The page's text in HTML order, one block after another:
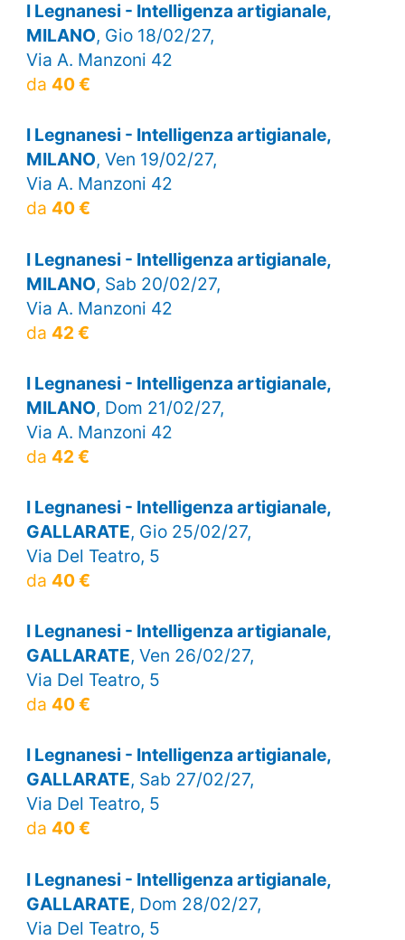
I Legnanesi - Intelligenza artigianale,
MILANO, Gio 18/02/27,
Via A. Manzoni 42
da 40 €
I Legnanesi - Intelligenza artigianale,
MILANO, Ven 19/02/27,
Via A. Manzoni 42
da 40 €
I Legnanesi - Intelligenza artigianale,
MILANO, Sab 20/02/27,
Via A. Manzoni 42
da 42 €
I Legnanesi - Intelligenza artigianale,
MILANO, Dom 21/02/27,
Via A. Manzoni 42
da 42 €
I Legnanesi - Intelligenza artigianale,
GALLARATE, Gio 25/02/27,
Via Del Teatro, 5
da 40 €
I Legnanesi - Intelligenza artigianale,
GALLARATE, Ven 26/02/27,
Via Del Teatro, 5
da 40 €
I Legnanesi - Intelligenza artigianale,
GALLARATE, Sab 27/02/27,
Via Del Teatro, 5
da 40 €
I Legnanesi - Intelligenza artigianale,
GALLARATE, Dom 28/02/27,
Via Del Teatro, 5